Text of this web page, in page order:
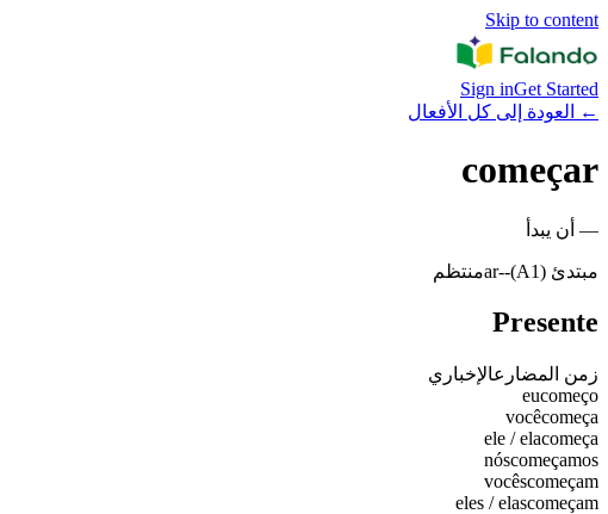
Skip to content
Sign inGet Started
←
العودة إلى كل الأفعال
começar
— أن يبدأ
مبتدئ (A1) -
-ar منتظم
Presente
زمن المضارعالإخباري
eucomeço
vocêcomeça
ele / elacomeça
nóscomeçamos
vocêscomeçam
eles / elascomeçam